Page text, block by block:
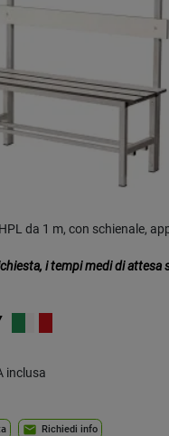
da 1 m, con schienale,
i tempi medi di
inclusa
mail Richiedi info